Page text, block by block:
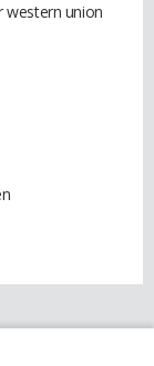
western union